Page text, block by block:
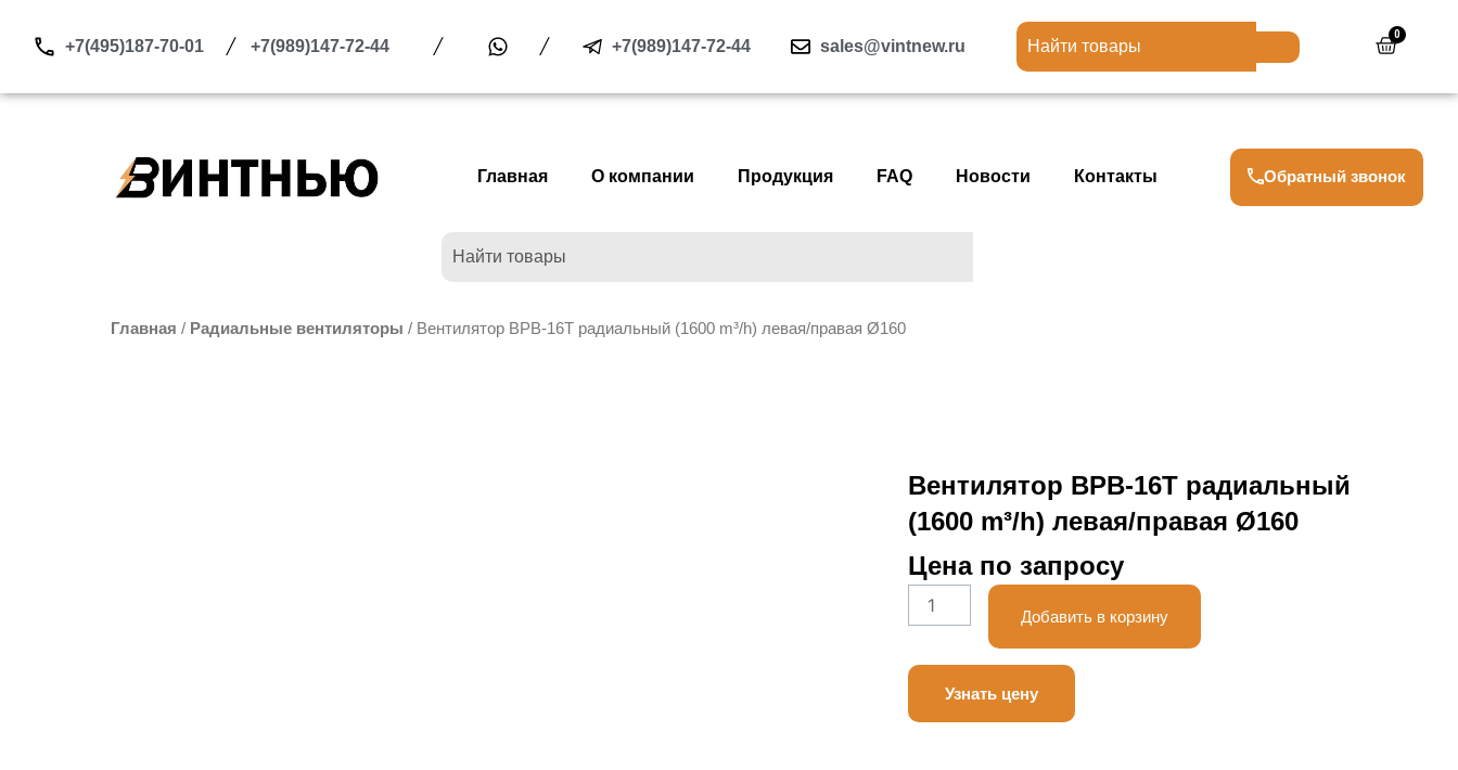
+7(495)187-70-01 +7(989)147-72-44 +7(989)147-72-44 sales@vintnew.ru
0Cart
Главная О компании Продукция FAQ Новости Контакты Обратный звонок
Главная / Радиальные вентиляторы / Вентилятор ВРВ-16Т радиальный (1600 m³/h) левая/правая Ø160
Вентилятор ВРВ-16Т радиальный
(1600 m³/h) левая/правая Ø160
Цена по запросу
Количество
товара
NF230A-
S2
Добавить в корзину
Узнать цену